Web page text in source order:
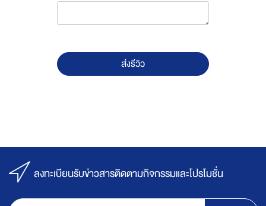
ส่งรีวิว
ลงทะเบียนรับข่าวสารติดตามกิจกรรมและโปรโมชั่น